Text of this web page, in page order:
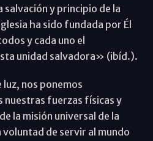
salvación y principio de la
ha sido fundada por Él
y cada uno el
unidad salvadora» (ibíd.).
nos ponemos
nuestras fuerzas físicas y
la misión universal de la
voluntad de servir al mundo